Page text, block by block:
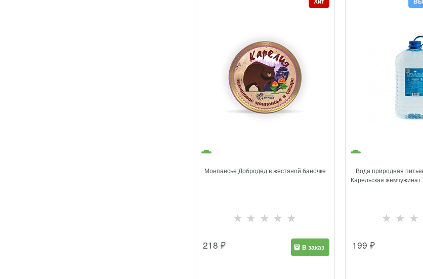
Монпансье Добродед в жестяной баночке
218 ₽ В заказ
Вода природная
Карельская жемчужина+
199 ₽